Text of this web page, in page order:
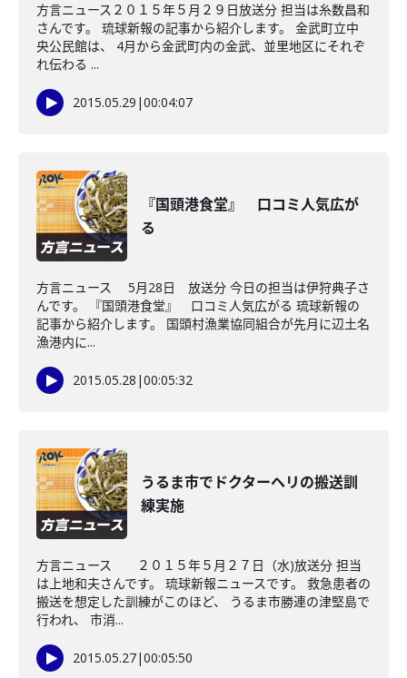
方言ニュース２０１５年５月２９日放送分 担当は糸数昌和
さんです。 琉球新報の記事から紹介します。 金武町立中
央公民館は、 4月から金武町内の金武、並里地区にそれぞ
れ伝わる ...
2015.05.29 |00:04:07
『国頭港食堂』 口コミ人気広が
る
方言ニュース 5月28日 放送分 今日の担当は伊狩典子さ
んです。 『国頭港食堂』 口コミ人気広がる 琉球新報の
記事から紹介します。 国頭村漁業協同組合が先月に辺土名
漁港内に...
2015.05.28 |00:05:32
うるま市でドクターヘリの搬送訓
練実施
方言ニュース ２０１５年５月２７日（水)放送分 担当
は上地和夫さんです。 琉球新報ニュースです。 救急患者の
搬送を想定した訓練がこのほど、 うるま市勝連の津堅島で
行われ、 市消...
2015.05.27|00:05:50